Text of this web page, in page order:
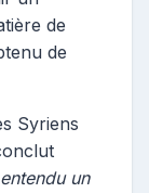
de
de
Syriens
un